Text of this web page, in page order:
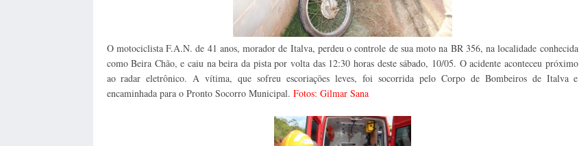
O motociclista F.A.N. de 41 anos, morador de Italva, perdeu o controle de sua moto na BR 356, na localidade conhecida
como Beira Chão, e caiu na beira da pista por volta das 12:30 horas deste sábado, 10/05. O acidente aconteceu próximo
ao radar eletrônico. A vítima, que sofreu escoriações leves, foi socorrida pelo Corpo de Bombeiros de Italva e
encaminhada para o Pronto Socorro Municipal. Fotos: Gilmar Sana